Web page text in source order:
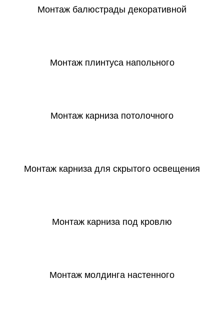
Монтаж балюстрады декоративной
Монтаж плинтуса напольного
Монтаж карниза потолочного
Монтаж карниза для скрытого освещения
Монтаж карниза под кровлю
Монтаж молдинга настенного